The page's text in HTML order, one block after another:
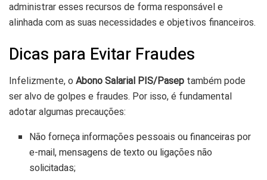
administrar esses recursos de forma responsável e
alinhada com as suas necessidades e objetivos financeiros.
Dicas para Evitar Fraudes
Infelizmente, o Abono Salarial PIS/Pasep também pode
ser alvo de golpes e fraudes. Por isso, é fundamental
adotar algumas precauções:
Não forneça informações pessoais ou financeiras por
e-mail, mensagens de texto ou ligações não
solicitadas;